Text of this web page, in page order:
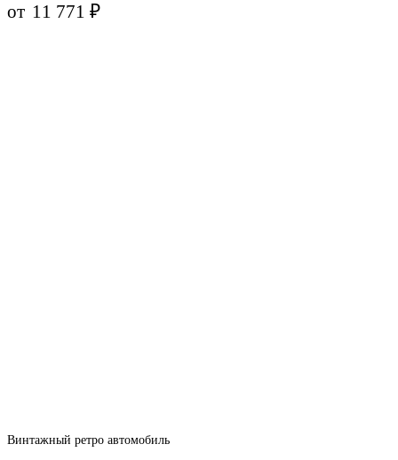
от 11 771₽
Винтажный ретро автомобиль